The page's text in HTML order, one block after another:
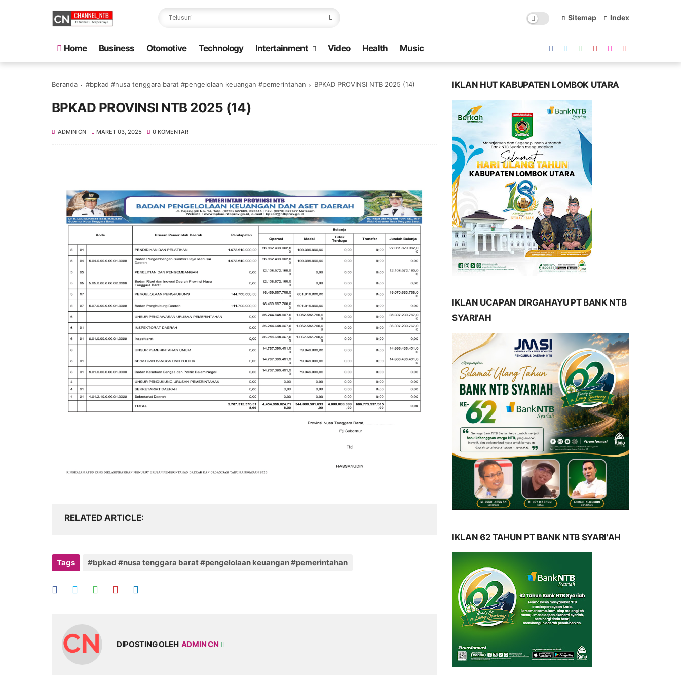
Sitemap Index
Home Business Otomotive Technology Intertainment Video Health Music
Beranda #bpkad #nusa tenggara barat #pengelolaan keuangan #pemerintahan BPKAD PROVINSI NTB 2025 (14)
BPKAD PROVINSI NTB 2025 (14)
ADMIN CN MARET 03, 2025 0 KOMENTAR
RELATED ARTICLE
Tags #bpkad #nusa tenggara barat #pengelolaan keuangan #pemerintahan
DIPOSTING OLEH ADMIN CN
IKLAN HUT KABUPATEN LOMBOK UTARA
IKLAN UCAPAN DIRGAHAYU PT BANK NTB
SYARI'AH
IKLAN 62 TAHUN PT BANK NTB SYARI'AH